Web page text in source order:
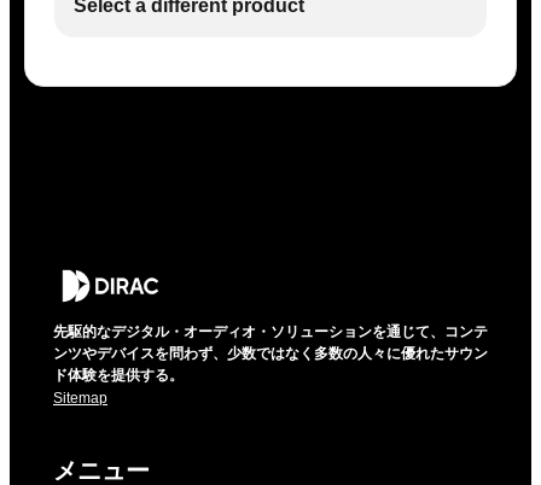
Select a different product
先駆的なデジタル・オーディオ・ソリューションを通じて、コンテ
ンツやデバイスを問わず、少数ではなく多数の人々に優れたサウン
ド体験を提供する。
Sitemap
メニュー